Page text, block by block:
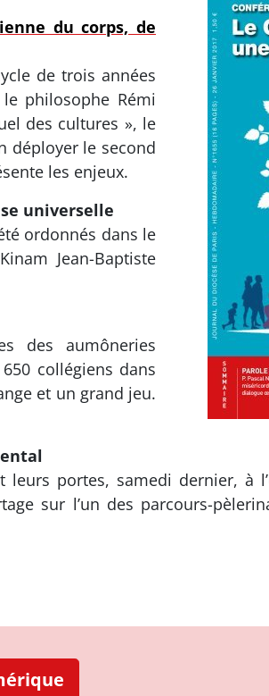
du corps, de
de trois années
philosophe Rémi
des cultures », le
déployer le second
les enjeux.
universelle
ordonnés dans le
Jean-Baptiste
des aumôneries
collégiens dans
et un grand jeu.
portes, samedi dernier, à
sur l’un des parcours-